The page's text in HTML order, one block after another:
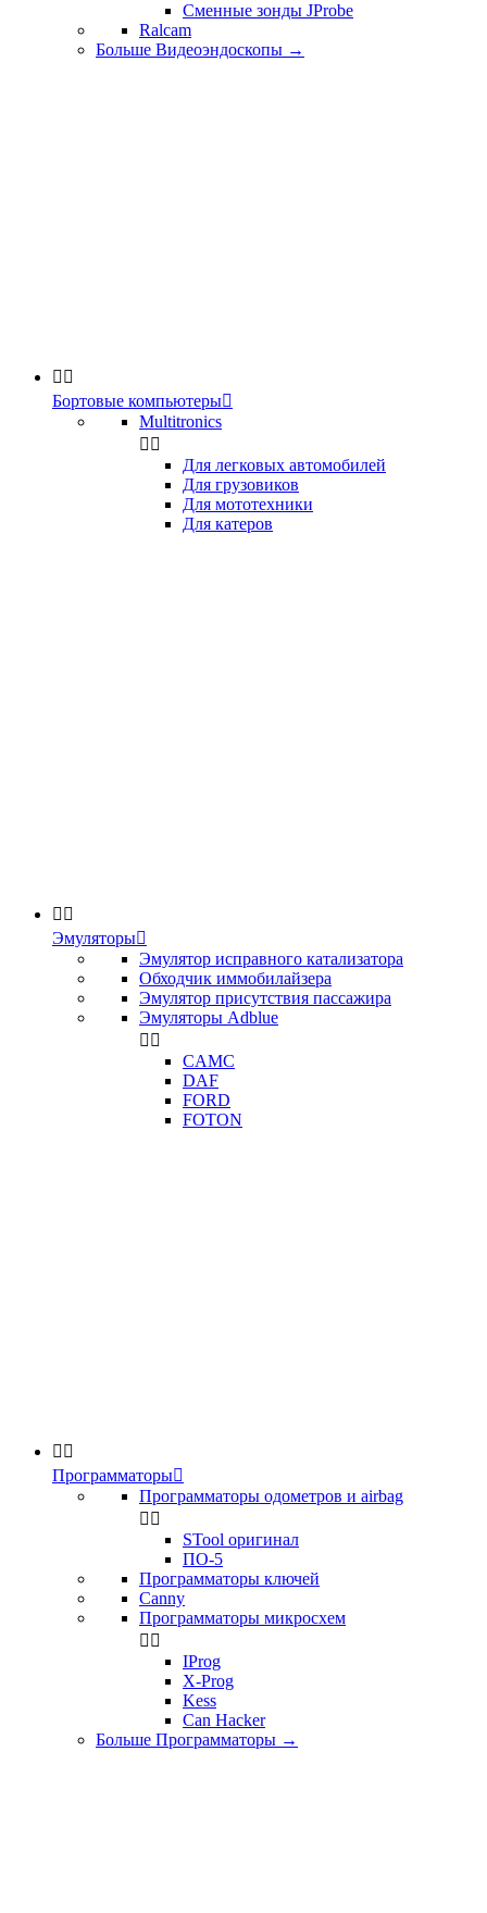
Сменные зонды JProbe
Ralcam
Больше Видеоэндоскопы →
 
Бортовые компьютеры
Multitronics
 
Для легковых автомобилей
Для грузовиков
Для мототехники
Для катеров
 
Эмуляторы
Эмулятор исправного катализатора
Обходчик иммобилайзера
Эмулятор присутствия пассажира
Эмуляторы Adblue
 
CAMC
DAF
FORD
FOTON
 
Программаторы
Программаторы одометров и airbag
 
STool оригинал
ПО-5
Программаторы ключей
Canny
Программаторы микросхем
 
IProg
X-Prog
Kess
Can Hacker
Больше Программаторы →